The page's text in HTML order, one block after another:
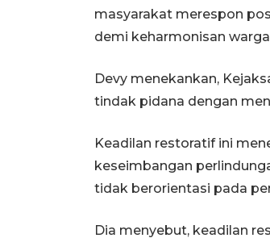
masyarakat merespon
demi keharmonisan
Devy menekankan,
tindak pidana dengan
Keadilan restoratif ini
keseimbangan
tidak berorientasi pada
Dia menyebut, keadilan